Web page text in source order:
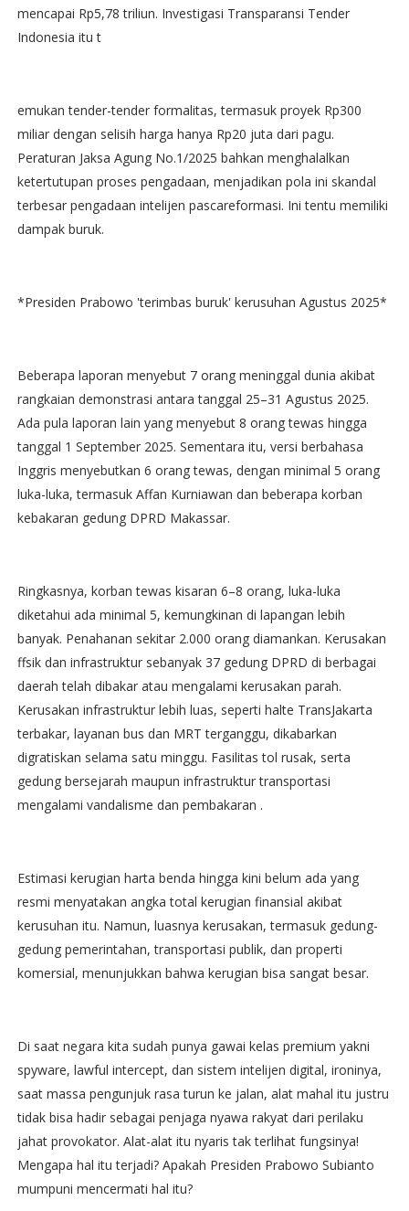
mencapai Rp5,78 triliun. Investigasi Transparansi Tender
Indonesia itu t
emukan tender-tender formalitas, termasuk proyek Rp300
miliar dengan selisih harga hanya Rp20 juta dari pagu.
Peraturan Jaksa Agung No.1/2025 bahkan menghalalkan
ketertutupan proses pengadaan, menjadikan pola ini skandal
terbesar pengadaan intelijen pascareformasi. Ini tentu memiliki
dampak buruk.
*Presiden Prabowo 'terimbas buruk' kerusuhan Agustus 2025*
Beberapa laporan menyebut 7 orang meninggal dunia akibat
rangkaian demonstrasi antara tanggal 25–31 Agustus 2025.
Ada pula laporan lain yang menyebut 8 orang tewas hingga
tanggal 1 September 2025. Sementara itu, versi berbahasa
Inggris menyebutkan 6 orang tewas, dengan minimal 5 orang
luka-luka, termasuk Affan Kurniawan dan beberapa korban
kebakaran gedung DPRD Makassar.
Ringkasnya, korban tewas kisaran 6–8 orang, luka-luka
diketahui ada minimal 5, kemungkinan di lapangan lebih
banyak. Penahanan sekitar 2.000 orang diamankan. Kerusakan
ffsik dan infrastruktur sebanyak 37 gedung DPRD di berbagai
daerah telah dibakar atau mengalami kerusakan parah.
Kerusakan infrastruktur lebih luas, seperti halte TransJakarta
terbakar, layanan bus dan MRT terganggu, dikabarkan
digratiskan selama satu minggu. Fasilitas tol rusak, serta
gedung bersejarah maupun infrastruktur transportasi
mengalami vandalisme dan pembakaran .
Estimasi kerugian harta benda hingga kini belum ada yang
resmi menyatakan angka total kerugian finansial akibat
kerusuhan itu. Namun, luasnya kerusakan, termasuk gedung-
gedung pemerintahan, transportasi publik, dan properti
komersial, menunjukkan bahwa kerugian bisa sangat besar.
Di saat negara kita sudah punya gawai kelas premium yakni
spyware, lawful intercept, dan sistem intelijen digital, ironinya,
saat massa pengunjuk rasa turun ke jalan, alat mahal itu justru
tidak bisa hadir sebagai penjaga nyawa rakyat dari perilaku
jahat provokator. Alat-alat itu nyaris tak terlihat fungsinya!
Mengapa hal itu terjadi? Apakah Presiden Prabowo Subianto
mumpuni mencermati hal itu?